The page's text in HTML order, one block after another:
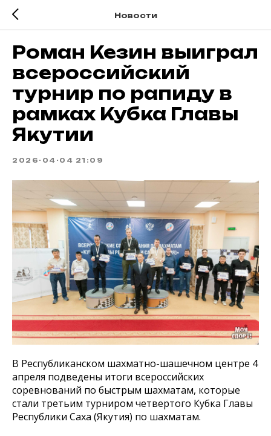
Новости
Роман Кезин выиграл
всероссийский
турнир по рапиду в
рамках Кубка Главы
Якутии
2026-04-04 21:09
В Республиканском шахматно-шашечном центре 4
апреля подведены итоги всероссийских
соревнований по быстрым шахматам, которые
стали третьим турниром четвертого Кубка Главы
Республики Саха (Якутия) по шахматам.